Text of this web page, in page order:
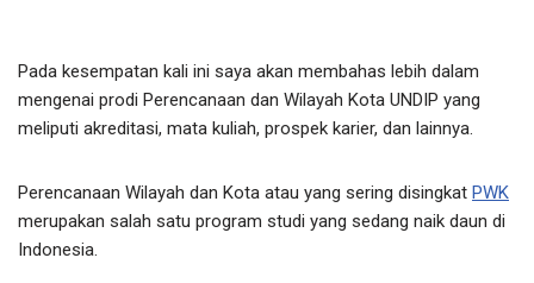
Pada kesempatan kali ini saya akan membahas lebih dalam
mengenai prodi Perencanaan dan Wilayah Kota UNDIP yang
meliputi akreditasi, mata kuliah, prospek karier, dan lainnya.
Perencanaan Wilayah dan Kota atau yang sering disingkat PWK
merupakan salah satu program studi yang sedang naik daun di
Indonesia.